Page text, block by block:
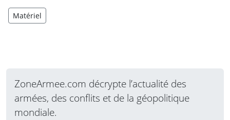
Matériel
ZoneArmee.com décrypte l’actualité des
armées, des conflits et de la géopolitique
mondiale.